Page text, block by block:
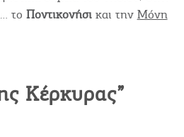
το Ποντικονήσικαι την Μόνη
Κέρκυρας”